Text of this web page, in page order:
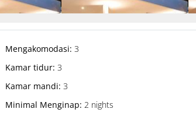
Mengakomodasi: 3
Kamar tidur: 3
Kamar mandi: 3
Minimal Menginap: 2 nights